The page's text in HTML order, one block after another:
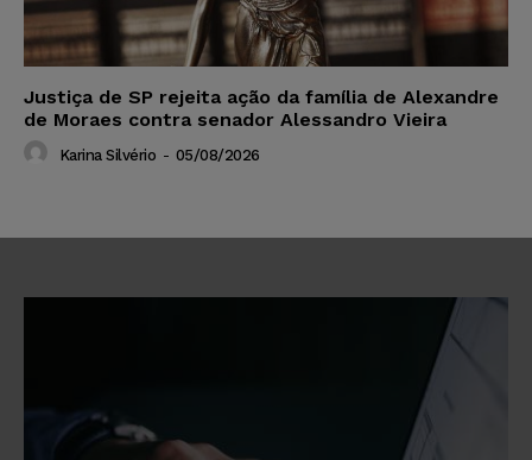
Justiça de SP rejeita ação da família de Alexandre
de Moraes contra senador Alessandro Vieira
Karina Silvério - 05/08/2026